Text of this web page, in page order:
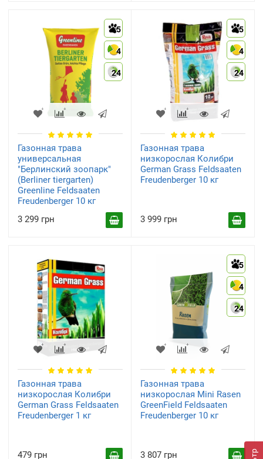
5
4
24
Газонная трава
универсальная
"Берлинский зоопарк"
(Berliner tiergarten)
Greenline Feldsaaten
Freudenberger 10 кг
3 299 грн
5
4
24
Газонная трава
низкорослая Колибри
German Grass Feldsaaten
Freudenberger 10 кг
3 999 грн
Газонная трава
низкорослая Колибри
German Grass Feldsaaten
Freudenberger 1 кг
479 грн
5
4
24
Газонная трава
низкорослая Mini Rasen
GreenField Feldsaaten
Freudenberger 10 кг
3 807 грн